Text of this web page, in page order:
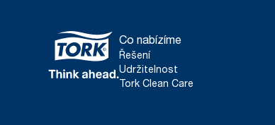
Co nabízíme
Řešení
Udržitelnost
Tork Clean Care